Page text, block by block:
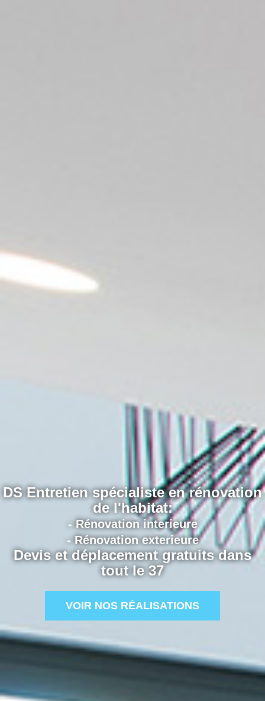
DS Entretien spécialiste en rénovation
de l'habitat:
- Rénovation interieure
- Rénovation exterieure
Devis et déplacement gratuits dans
tout le 37
VOIR NOS RÉALISATIONS